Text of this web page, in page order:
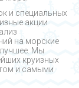
и специальных
акции
на морские
Мы
круизных
и самыми